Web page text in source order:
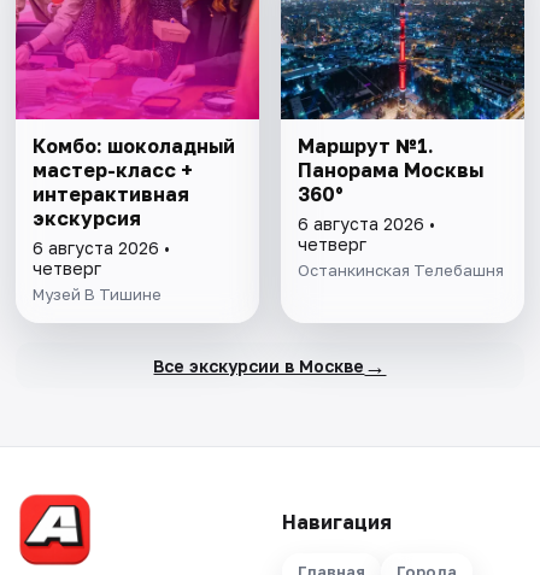
Комбо: шоколадный
мастер-класс +
интерактивная
экскурсия
6 августа 2026 •
четверг
Музей В Тишине
Маршрут №1.
Панорама Москвы
360°
6 августа 2026 •
четверг
Останкинская Телебашня
Все экскурсии в Москве →
Навигация